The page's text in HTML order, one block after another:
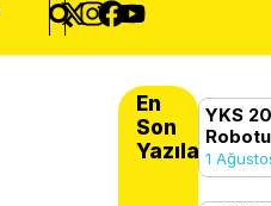
En
Son
Yazılanlar
YKS
Robotu
1